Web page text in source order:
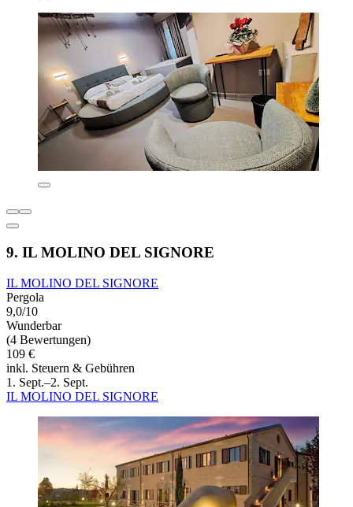
9. IL MOLINO DEL SIGNORE
IL MOLINO DEL SIGNORE
Pergola
9,0/10
Wunderbar
(4 Bewertungen)
109 €
inkl. Steuern & Gebühren
1. Sept.–2. Sept.
IL MOLINO DEL SIGNORE